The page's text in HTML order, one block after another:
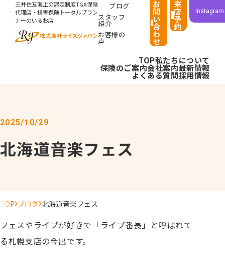
三井住友海上の認定制度TGA保険
代理店・損害保険トータルプラン
ナーのいるお店
TOP私たちについて
保険のご案内会社案内最新情報
よくある質問採用情報
ブログ
スタッフ
紹介
お客様の
声
お
問
い
合
わ
せ
来
店
予
約
Instagram
2025/10/29
北海道音楽フェス
TOP ブログ 北海道音楽フェス
フェスやライブが好きで「ライブ番長」と呼ばれて
る札幌支店の今出です。